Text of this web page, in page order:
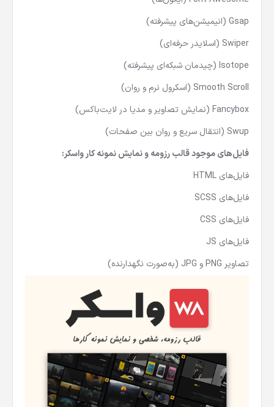
Gsap (انیمیشن‌های پیشرفته)
Swiper (اسلایدر حرفه‌ای)
Isotope (چیدمان شبکه‌ای پیشرفته)
Smooth Scroll (اسکرول نرم و روان)
Fancybox (نمایش تصاویر و مدیا در لایت‌باکس)
Swup (انتقال سریع و روان بین صفحات)
فایل‌های موجود قالب رزومه و نمایش نمونه کار واسکر:
فایل‌های HTML
فایل‌های SCSS
فایل‌های CSS
فایل‌های JS
تصاویر PNG و JPG (به‌صورت نگهدارنده)